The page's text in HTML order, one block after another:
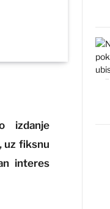
izdanje
uz fiksnu
interes